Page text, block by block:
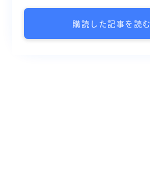
購読した記事を読む